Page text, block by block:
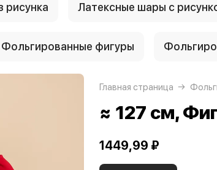
рисунка Латексные шары с
Фольгированные фигуры
Главная страница
≈ 127 см,
1449,99 ₽